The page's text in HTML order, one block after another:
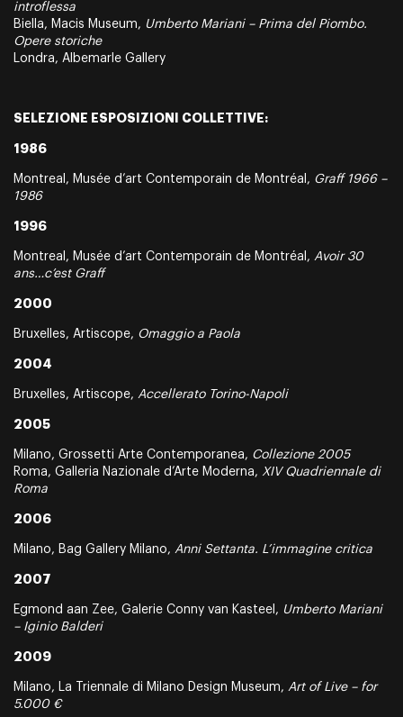
introflessa
Biella, Macis Museum, Umberto Mariani – Prima del Piombo.
Opere storiche
Londra, Albemarle Gallery
SELEZIONE ESPOSIZIONI COLLETTIVE:
1986
Montreal, Musée d’art Contemporain de Montréal, Graff 1966 –
1986
1996
Montreal, Musée d’art Contemporain de Montréal, Avoir 30
ans…c’est Graff
2000
Bruxelles, Artiscope, Omaggio a Paola
2004
Bruxelles, Artiscope, Accellerato Torino-Napoli
2005
Milano, Grossetti Arte Contemporanea, Collezione 2005
Roma, Galleria Nazionale d’Arte Moderna, XIV Quadriennale di
Roma
2006
Milano, Bag Gallery Milano, Anni Settanta. L’immagine critica
2007
Egmond aan Zee, Galerie Conny van Kasteel, Umberto Mariani
– Iginio Balderi
2009
Milano, La Triennale di Milano Design Museum, Art of Live – for
5.000 €